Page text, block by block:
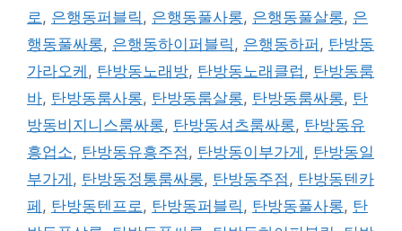
로 , 은행동퍼블릭 , 은행동풀사롱, 은행동풀살롱, 은
행동풀싸롱, 은행동하이퍼블릭 , 은행동하퍼 , 탄방동
가라오케 , 탄방동노래방, 탄방동노래클럽 , 탄방동룸
바, 탄방동룸사롱, 탄방동룸살롱, 탄방동룸싸롱, 탄
방동비지니스룸싸롱, 탄방동셔츠룸싸롱, 탄방동유
흥업소, 탄방동유흥주점 , 탄방동이부가게 , 탄방동일
부가게 , 탄방동정통룸싸롱, 탄방동주점 , 탄방동텐카
페 , 탄방동텐프로 , 탄방동퍼블릭 , 탄방동풀사롱, 탄